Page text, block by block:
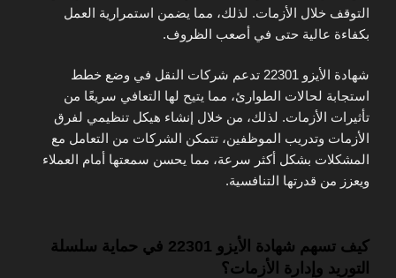
التوقف خلال الأزمات. لذلك، مما يضمن استمرارية العمل
بكفاءة عالية حتى في أصعب الظروف.
شهادة الأيزو 22301 تدعم شركات النقل في وضع خطط
استجابة لحالات الطوارئ، مما يتيح لها التعافي سريعًا من
تأثيرات الأزمات. لذلك، من خلال إنشاء هيكل تنظيمي لفرق
الأزمات وتدريب الموظفين، تتمكن الشركات من التعامل مع
المشكلات بشكل أكثر سرعة، مما يحسن سمعتها أمام العملاء
ويعزز من قدرتها التنافسية.
كيف تسهم شهادة الأيزو 22301 في حماية سلسلة
التوريد وإدارة الأزمات؟